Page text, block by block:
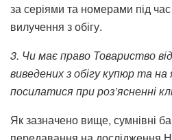
за серіями та номерами під
вилучення з обігу.
3. Чи має право Товариство
виведених з обігу купюр та
посилатися при роз’ясненні
Як зазначено вище, сумнівні